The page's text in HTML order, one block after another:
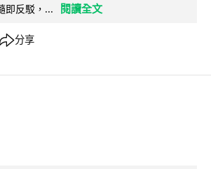
即反駁，...
閱讀全文
分享